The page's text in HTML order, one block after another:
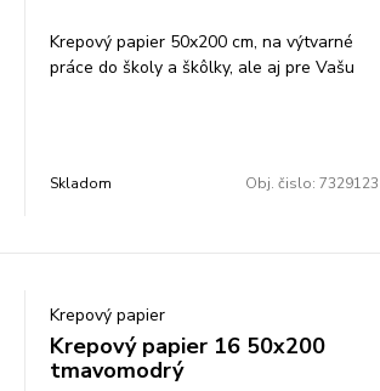
Krepový papier 50x200 cm, na výtvarné
práce do školy a škôlky, ale aj pre Vašu
Skladom Obj. čislo: 7329123
Krepový papier
Krepový papier 16 50x200
tmavomodrý